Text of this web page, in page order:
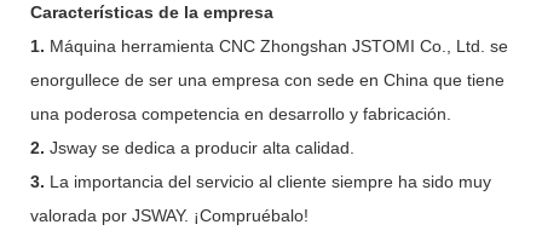
Características de la empresa
1. Máquina herramienta CNC Zhongshan JSTOMI Co., Ltd. se
enorgullece de ser una empresa con sede en China que tiene
una poderosa competencia en desarrollo y fabricación.
2. Jsway se dedica a producir alta calidad.
3. La importancia del servicio al cliente siempre ha sido muy
valorada por JSWAY. ¡Compruébalo!